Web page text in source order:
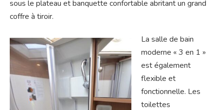
sous le plateau et banquette confortable abritant un grand
coffre à tiroir.
La salle de bain
moderne « 3 en 1 »
est également
flexible et
fonctionnelle. Les
toilettes